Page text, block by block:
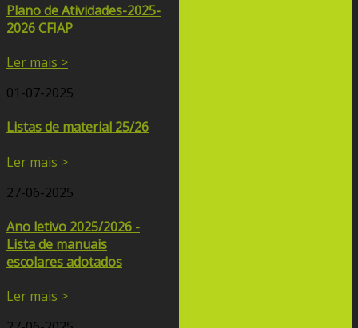
Plano de Atividades-2025-
2026 CFIAP
Ler mais >
01-07-2025
Listas de material 25/26
Ler mais >
27-06-2025
Ano letivo 2025/2026 -
Lista de manuais
escolares adotados
Ler mais >